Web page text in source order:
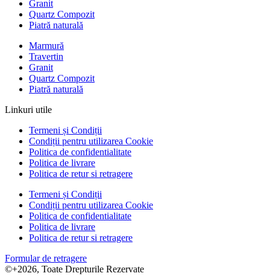
Granit
Quartz Compozit
Piatră naturală
Marmură
Travertin
Granit
Quartz Compozit
Piatră naturală
Linkuri utile
Termeni și Condiții
Condiții pentru utilizarea Cookie
Politica de confidentialitate
Politica de livrare
Politica de retur si retragere
Termeni și Condiții
Condiții pentru utilizarea Cookie
Politica de confidentialitate
Politica de livrare
Politica de retur si retragere
Formular de retragere
©+2026, Toate Drepturile Rezervate